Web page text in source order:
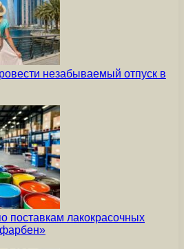
незабываемый отпуск в
поставкам лакокрасочных